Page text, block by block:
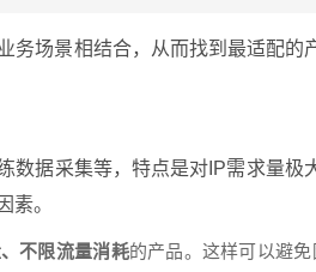
务场景相结合，从而找到最适配的
数据采集等，特点是对IP需求量极
素。
不限流量消耗的产品。这样可以避